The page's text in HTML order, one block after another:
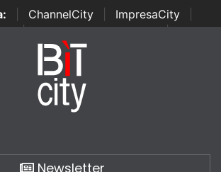
ChannelCity ImpresaCity
| Italian Channel Awards | Italian
Italian Security Awards
Newsletter